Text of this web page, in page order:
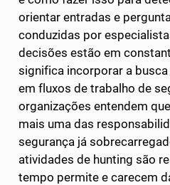
orientar entradas e
conduzidas por
decisões estão em
significa incorporar a
em fluxos de trabalho de
organizações entendem
mais uma das
segurança já
atividades de hunting são
tempo permite e carecem